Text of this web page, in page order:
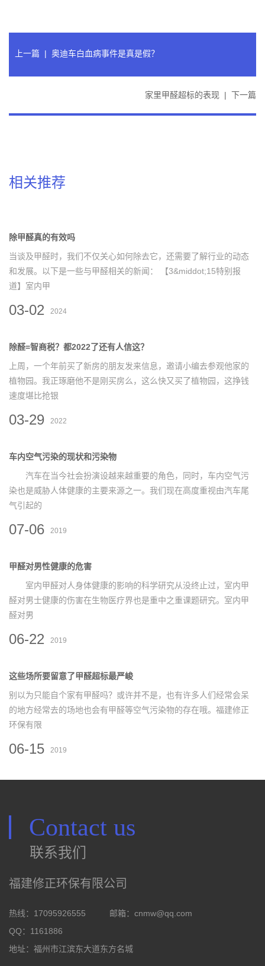
上一篇 | 奥迪车白血病事件是真是假？
家里甲醛超标的表现 | 下一篇
相关推荐
除甲醛真的有效吗
当谈及甲醛时，我们不仅关心如何除去它，还需要了解行业的动态
和发展。以下是一些与甲醛相关的新闻： 【3&middot;15特别报
道】室内甲
03-02 2024
除醛=智商税？都2022了还有人信这？
上周，一个年前买了新房的朋友发来信息，邀请小编去参观他家的
植物园。我正琢磨他不是刚买房么，这么快又买了植物园，这挣钱
速度堪比抢银
03-29 2022
车内空气污染的现状和污染物
汽车在当今社会扮演设越来越重要的角色，同时，车内空气污
染也是威胁人体健康的主要来源之一。我们现在高度重视由汽车尾
气引起的
07-06 2019
甲醛对男性健康的危害
室内甲醛对人身体健康的影响的科学研究从没终止过，室内甲
醛对男士健康的伤害在生物医疗界也是重中之重课题研究。室内甲
醛对男
06-22 2019
这些场所要留意了甲醛超标最严峻
别以为只能自个家有甲醛吗？或许并不是，也有许多人们经常会呆
的地方经常去的场地也会有甲醛等空气污染物的存在哦。福建修正
环保有限
06-15 2019
Contact us
联系我们
福建修正环保有限公司
热线：17095926555 邮箱： cnmw@qq.com
QQ：1161886
地址：福州市江滨东大道东方名城